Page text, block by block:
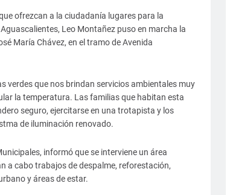
ofrezcan a la ciudadanía lugares para la
Leo Montañez puso en marcha la
María Chávez, en el tramo de Avenida
verdes que nos brindan servicios ambientales muy
la temperatura. Las familias que habitan esta
seguro, ejercitarse en una trotapista y los
de iluminación renovado.
informó que se interviene un área
a cabo trabajos de despalme, reforestación,
y áreas de estar.